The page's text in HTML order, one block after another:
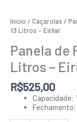
Início / Caçarolas /
13 Litros – Eirilar
Panela de
Litros –
R$525,00
Capacidade: